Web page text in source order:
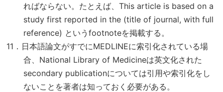
ればならない。たとえば、This article is based on a
study first reported in the (title of journal, with full
reference) というfootnoteを掲載する。
11．日本語論文がすでにMEDLINEに索引化されている場
合、National Library of Medicineは英文化された
secondary publicationについては引用や索引化をし
ないことを著者は知っておく必要がある。